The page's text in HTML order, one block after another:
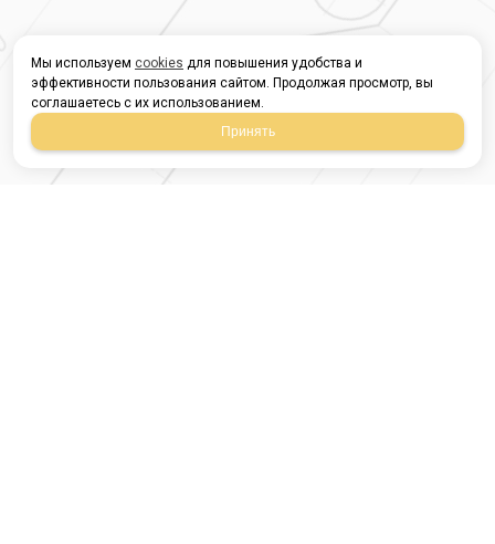
Мы используем cookies для повышения удобства и
эффективности пользования сайтом. Продолжая просмотр, вы
соглашаетесь с их использованием.
Принять